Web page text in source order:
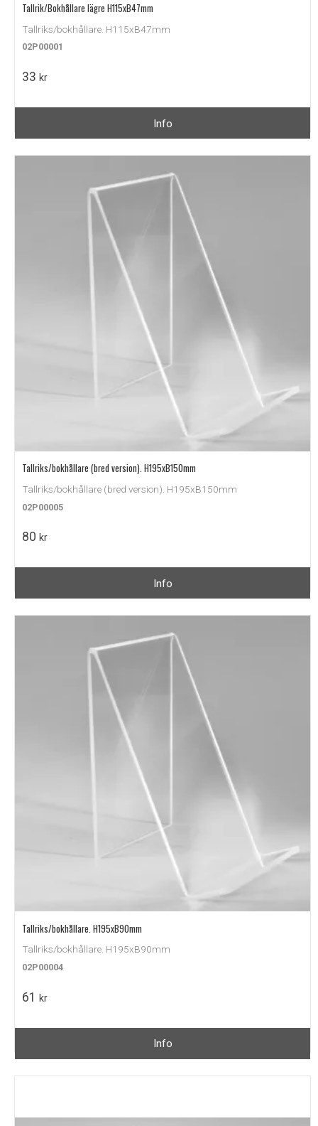
Tallrik/Bokhållare lägre H115xB47mm
Tallriks/bokhållare. H115xB47mm
02P00001
33 kr
Info
Tallriks/bokhållare (bred version). H195xB150mm
Tallriks/bokhållare (bred version). H195xB150mm
02P00005
80 kr
Info
Tallriks/bokhållare. H195xB90mm
Tallriks/bokhållare. H195xB90mm
02P00004
61 kr
Info